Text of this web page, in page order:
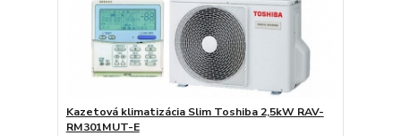
Kazetová klimatizácia Slim Toshiba 2,5kW RAV-
RM301MUT-E